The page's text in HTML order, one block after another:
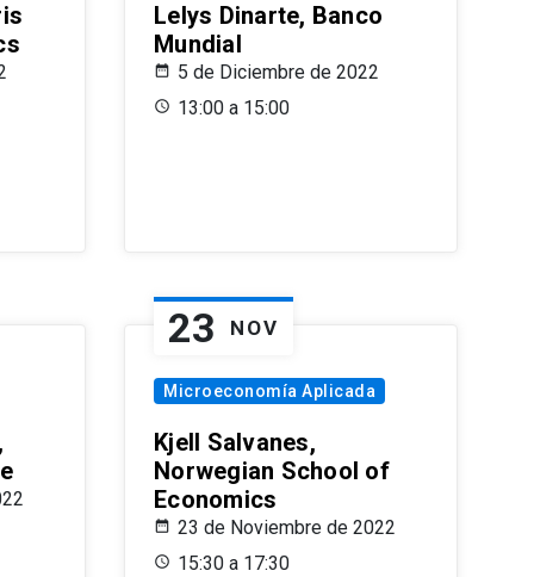
Lelys Dinarte, Banco
Mundial
5 de Diciembre de 2022
13:00 a 15:00
23 NOV
Microeconomía Aplicada
Kjell Salvanes,
Norwegian School of
Economics
23 de Noviembre de 2022
15:30 a 17:30